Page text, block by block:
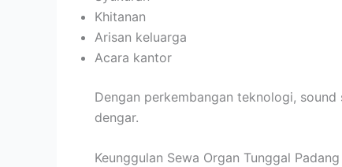
Khitanan
Arisan keluarga
Acara kantor
Dengan perkembangan teknologi,
dengar.
Keunggulan Sewa Organ Tunggal